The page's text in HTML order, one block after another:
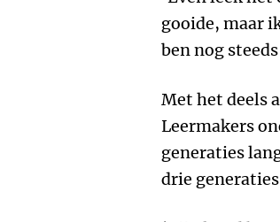
gooide, maar
ben nog
Met het deels
Leermakers
generaties
drie